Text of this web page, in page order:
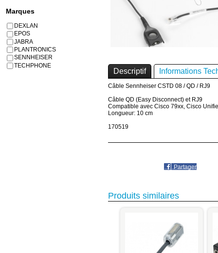
Marques
DEXLAN
EPOS
JABRA
PLANTRONICS
SENNHEISER
TECHPHONE
Descriptif Informations
Câble Sennheiser CSTD 08 / QD / RJ9
Câble QD (Easy Disconnect) et RJ9
Compatible avec Cisco 79xx, Cisco
Longueur: 10 cm
170519
Partager
Produits similaires